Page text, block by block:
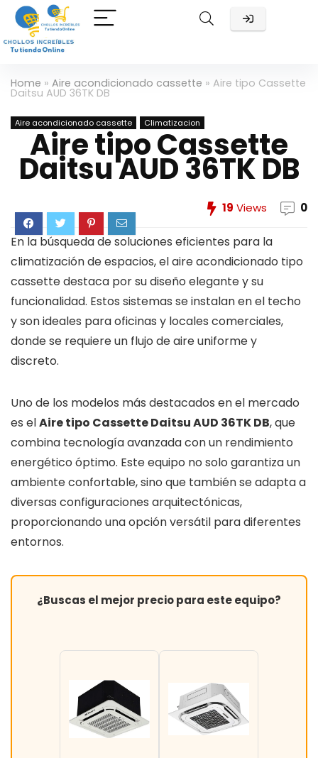
Home » Aire acondicionado cassette » Aire tipo Cassette
Daitsu AUD 36TK DB
Aire acondicionado cassette Climatizacion
Aire tipo Cassette
Daitsu AUD 36TK DB
19 Views 0
En la búsqueda de soluciones eficientes para la
climatización de espacios, el aire acondicionado tipo
cassette destaca por su diseño elegante y su
funcionalidad. Estos sistemas se instalan en el techo
y son ideales para oficinas y locales comerciales,
donde se requiere un flujo de aire uniforme y
discreto.
Uno de los modelos más destacados en el mercado
es elAire tipo Cassette Daitsu AUD 36TK DB, que
combina tecnología avanzada con un rendimiento
energético óptimo. Este equipo no solo garantiza un
ambiente confortable, sino que también se adapta a
diversas configuraciones arquitectónicas,
proporcionando una opción versátil para diferentes
entornos.
¿Buscas el mejor precio para este equipo?